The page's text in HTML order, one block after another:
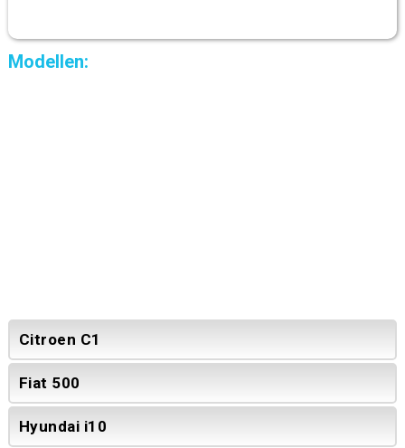
Modellen:
Citroen C1
Fiat 500
Hyundai i10